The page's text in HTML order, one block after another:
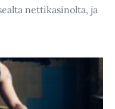
nettikasinolta, ja